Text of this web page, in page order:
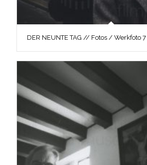
DER NEUNTE TAG // Fotos / Werkfoto 7